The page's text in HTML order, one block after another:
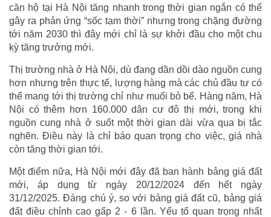
căn hộ tại Hà Nội tăng nhanh trong thời gian ngắn có thể
gây ra phản ứng “sốc tạm thời” nhưng trong chặng đường
tới năm 2030 thì đây mới chỉ là sự khởi đầu cho một chu
kỳ tăng trưởng mới.
Thị trường nhà ở Hà Nội, dù đang dần dồi dào nguồn cung
hơn nhưng trên thực tế, lượng hàng mà các chủ đầu tư có
thể mang tới thị trường chỉ như muối bỏ bể. Hàng năm, Hà
Nội có thêm hơn 160.000 dân cư đô thị mới, trong khi
nguồn cung nhà ở suốt một thời gian dài vừa qua bị tắc
nghẽn. Điều này là chỉ báo quan trọng cho việc, giá nhà
còn tăng thời gian tới.
Một điểm nữa, Hà Nội mới đây đã ban hành bảng giá đất
mới, áp dụng từ ngày 20/12/2024 đến hết ngày
31/12/2025. Đáng chú ý, so với bảng giá đất cũ, bảng giá
đất điều chỉnh cao gấp 2 - 6 lần. Yếu tố quan trọng nhất